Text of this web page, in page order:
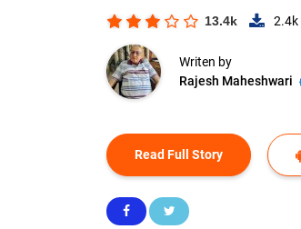
13.4k 2.4k
Writen by
Rajesh Maheshwari
Read Full Story